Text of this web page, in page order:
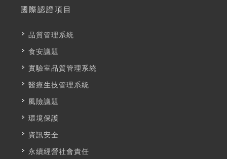
國際認證項目
品質管理系統
食安議題
實驗室品質管理系統
醫療生技管理系統
風險議題
環境保護
資訊安全
永續經營社會責任